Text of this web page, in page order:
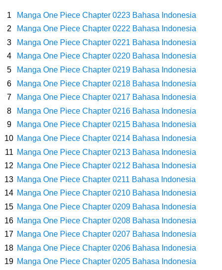
Caranya Disini
7 Fakta Elbaph One Piece, Menjadi Tempat Yang Sangat Ingin
Dikunjungi Usopp
7 Fakta Ivankov One Piece, Orang Yang Mampu Menipu Sensor
Wanita Milik Sanji
7 Klub Pertama Yang Menjuarai Liga Champions, Apa Klub Jagoan
Kamu Termasuk
Arti Bendera Palau, Negara Kepulauan Yang Berada Di Kawasan
Pasifik Barat
Cara Membuat Linktree Instagram, Sangat Mudah Untuk Kamu
Lakukan Sendiri
Manga One Piece Chapter 0223 Bahasa Indonesia
Manga One Piece Chapter 0222 Bahasa Indonesia
Manga One Piece Chapter 0221 Bahasa Indonesia
Manga One Piece Chapter 0220 Bahasa Indonesia
Manga One Piece Chapter 0219 Bahasa Indonesia
Manga One Piece Chapter 0218 Bahasa Indonesia
Manga One Piece Chapter 0217 Bahasa Indonesia
Manga One Piece Chapter 0216 Bahasa Indonesia
Manga One Piece Chapter 0215 Bahasa Indonesia
Manga One Piece Chapter 0214 Bahasa Indonesia
Manga One Piece Chapter 0213 Bahasa Indonesia
Manga One Piece Chapter 0212 Bahasa Indonesia
Manga One Piece Chapter 0211 Bahasa Indonesia
Manga One Piece Chapter 0210 Bahasa Indonesia
Manga One Piece Chapter 0209 Bahasa Indonesia
Manga One Piece Chapter 0208 Bahasa Indonesia
Manga One Piece Chapter 0207 Bahasa Indonesia
Manga One Piece Chapter 0206 Bahasa Indonesia
Manga One Piece Chapter 0205 Bahasa Indonesia